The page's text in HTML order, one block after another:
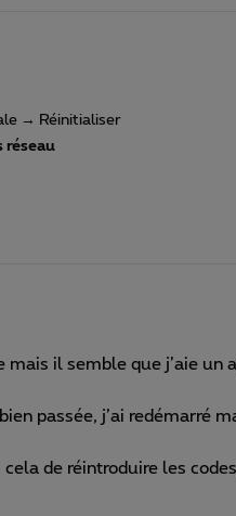
→ Réinitialiser
réseau
mais il semble que j’aie un
passée, j’ai redémarré
cela de réintroduire les